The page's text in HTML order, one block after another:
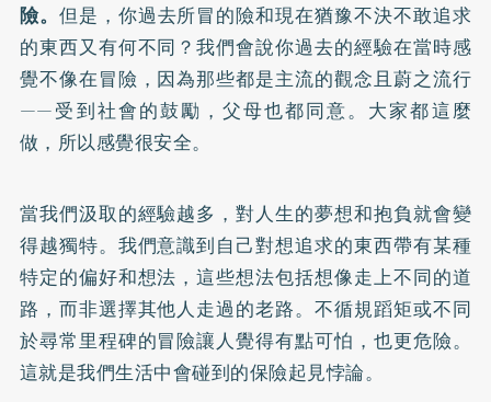
險。 但是，你過去所冒的險和現在猶豫不決不敢追求
的東西又有何不同？我們會說你過去的經驗在當時感
覺不像在冒險，因為那些都是主流的觀念且蔚之流行
——受到社會的鼓勵，父母也都同意。大家都這麼
做，所以感覺很安全。
當我們汲取的經驗越多，對人生的夢想和抱負就會變
得越獨特。我們意識到自己對想追求的東西帶有某種
特定的偏好和想法，這些想法包括想像走上不同的道
路，而非選擇其他人走過的老路。不循規蹈矩或不同
於尋常里程碑的冒險讓人覺得有點可怕，也更危險。
這就是我們生活中會碰到的保險起見悖論。